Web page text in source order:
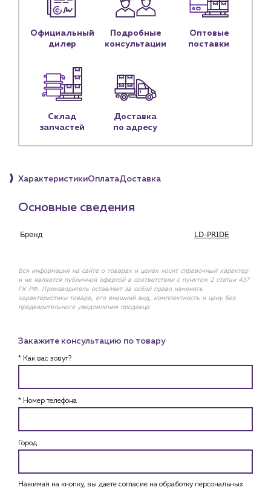
Контактные данные
Чат-бот
+7 (918) 070-19-79
sales@profpotok.ru
Официальный
дилер
Подробные
консультации
Оптовые
поставки
Склад
запчастей
Доставка
по адресу
ХарактеристикиОплатаДоставка
Основные сведения
Бренд LD-PRIDE
Вся информация на сайте о товарах и ценах носит справочный характер
и не является публичной офертой в соответствии с пунктом 2 статьи 437
ГК РФ. Производитель оставляет за собой право изменять
характеристики товара, его внешний вид, комплектность и цену без
предварительного уведомления продавца
Закажите консультацию по товару
* Как вас зовут?
* Номер телефона
Город
Нажимая на кнопку, вы даете согласие на обработку персональных